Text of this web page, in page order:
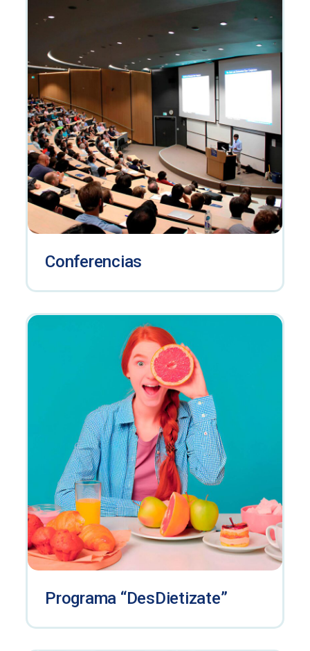
Conferencias
Programa “DesDietizate”